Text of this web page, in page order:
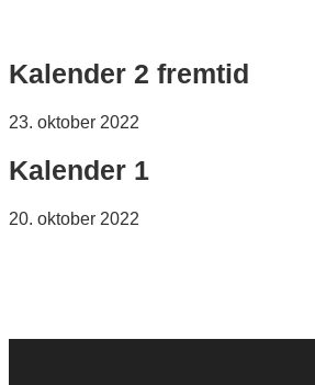
Kalender 2 fremtid
23. oktober 2022
Kalender 1
20. oktober 2022